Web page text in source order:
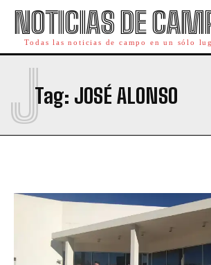
NOTICIAS DE
Todas las noticias de campo en un sólo
Tag: JOSÉ ALONSO
J